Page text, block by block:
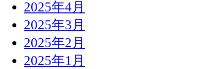
2025年4月
2025年3月
2025年2月
2025年1月